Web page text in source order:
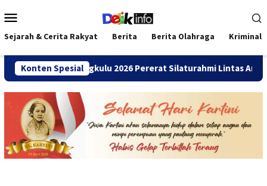
ke
kontenMobile
Sejarah & Cerita Rakyat Berita Berita Olahraga Kriminal
Konten Spesial
SMANDA Bengkulu 2026 Pererat Silaturahmi Lintas Angkatan